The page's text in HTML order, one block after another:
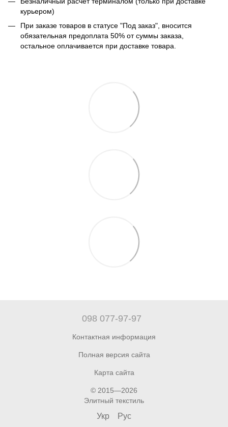
курьером)
При заказе товаров в статусе "Под заказ", вносится
обязательная предоплата 50% от суммы заказа,
остальное оплачивается при доставке товара.
098 077-97-97
Контактная информация
Полная версия сайта
Карта сайта
© 2015—2026
Элитный текстиль
Укр Рус